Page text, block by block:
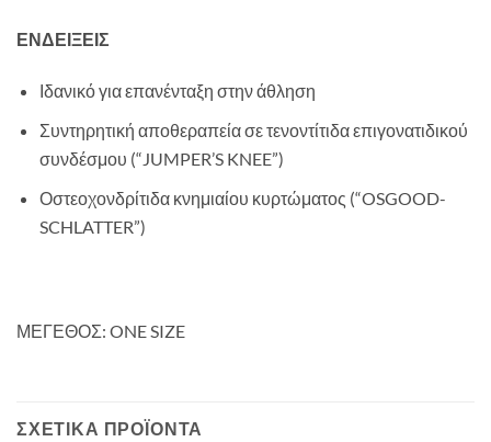
ΕΝΔΕΙΞΕΙΣ
Ιδανικό για επανένταξη στην άθληση
Συντηρητική αποθεραπεία σε τενοντίτιδα επιγονατιδικού
συνδέσμου (“JUMPER’S KNEE”)
Οστεοχονδρίτιδα κνημιαίου κυρτώματος (“OSGOOD-
SCHLATTER”)
ΜΕΓΕΘΟΣ: ONE SIZE
ΣΧΕΤΙΚΆ ΠΡΟΪΌΝΤΑ